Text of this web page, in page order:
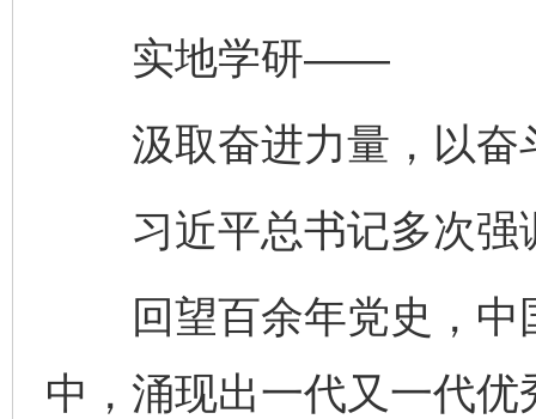
实地学研——
汲取奋进力量，以奋
习近平总书记多次强
回望百余年党史，中
中，涌现出一代又一代